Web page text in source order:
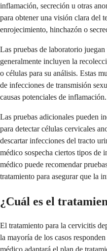
inflamación, secreción u otras
para obtener una visión clara del
enrojecimiento, hinchazón o
Las pruebas de laboratorio
generalmente incluyen la
o células para su análisis. Estas
de infecciones de transmisión
causas potenciales de inflamación.
Las pruebas adicionales pueden
para detectar células cervicales
descartar infecciones del tracto
médico sospecha ciertos tipos de
médico puede recomendar
tratamiento para asegurar que la
¿Cuál es el
El tratamiento para la cervicitis
la mayoría de los casos